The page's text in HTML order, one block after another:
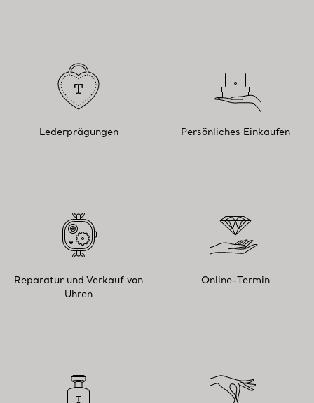
Lederprägungen Persönliches Einkaufen
Reparatur und Verkauf von
Uhren
Online-Termin